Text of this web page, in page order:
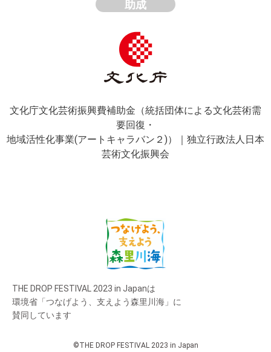
助成
文化庁文化芸術振興費補助金（統括団体による文化芸術需
要回復・
地域活性化事業(アートキャラバン２)）｜独立行政法人日本
芸術文化振興会
THE DROP FESTIVAL 2023 in Japanは
環境省「つなげよう、支えよう森里川海」に
賛同しています
©THE DROP FESTIVAL 2023 in Japan